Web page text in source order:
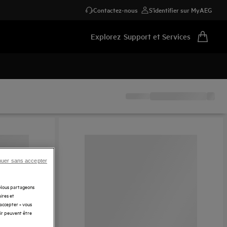
Contactez-nous S'identifier sur MyAEG
Explorez Support et Services
partageons
et
» vous
peuvent être
sans accepter